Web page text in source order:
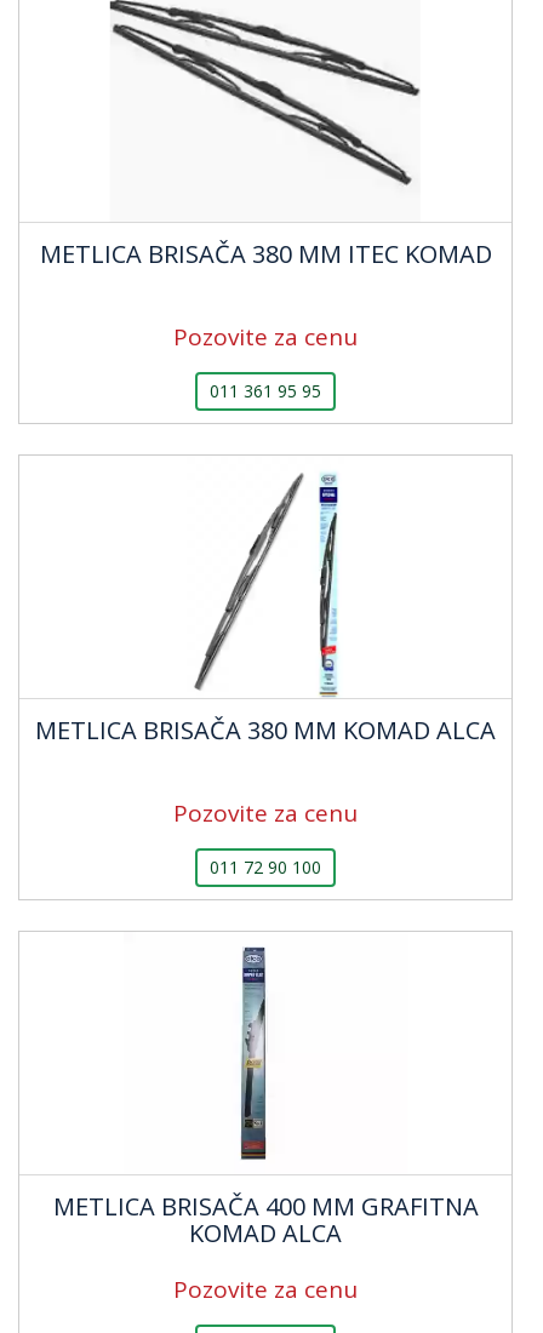
METLICA BRISAČA 380 MM ITEC KOMAD
Pozovite za cenu
011 361 95 95
METLICA BRISAČA 380 MM KOMAD ALCA
Pozovite za cenu
011 72 90 100
METLICA BRISAČA 400 MM GRAFITNA
KOMAD ALCA
Pozovite za cenu